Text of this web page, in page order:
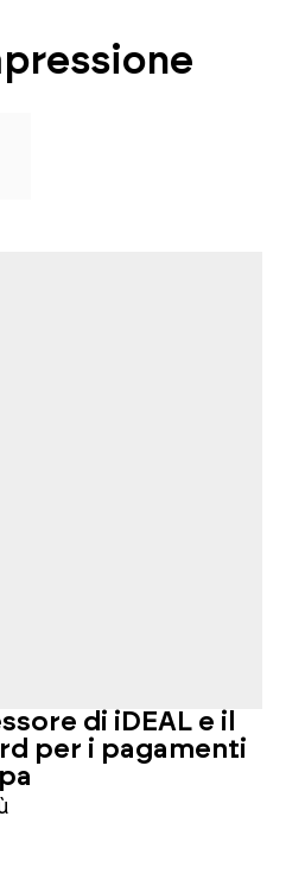
di iDEAL e il
per i pagamenti